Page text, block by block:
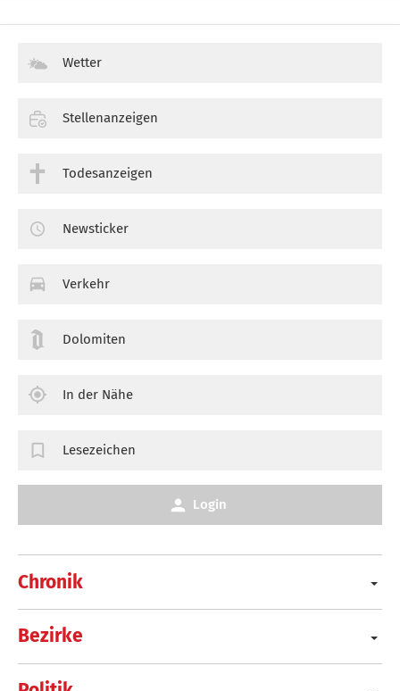
Chronik
Bezirke
Wetter
Stellenanzeigen
Todesanzeigen
Newsticker
Verkehr
Dolomiten
In der Nähe
Lesezeichen
Login